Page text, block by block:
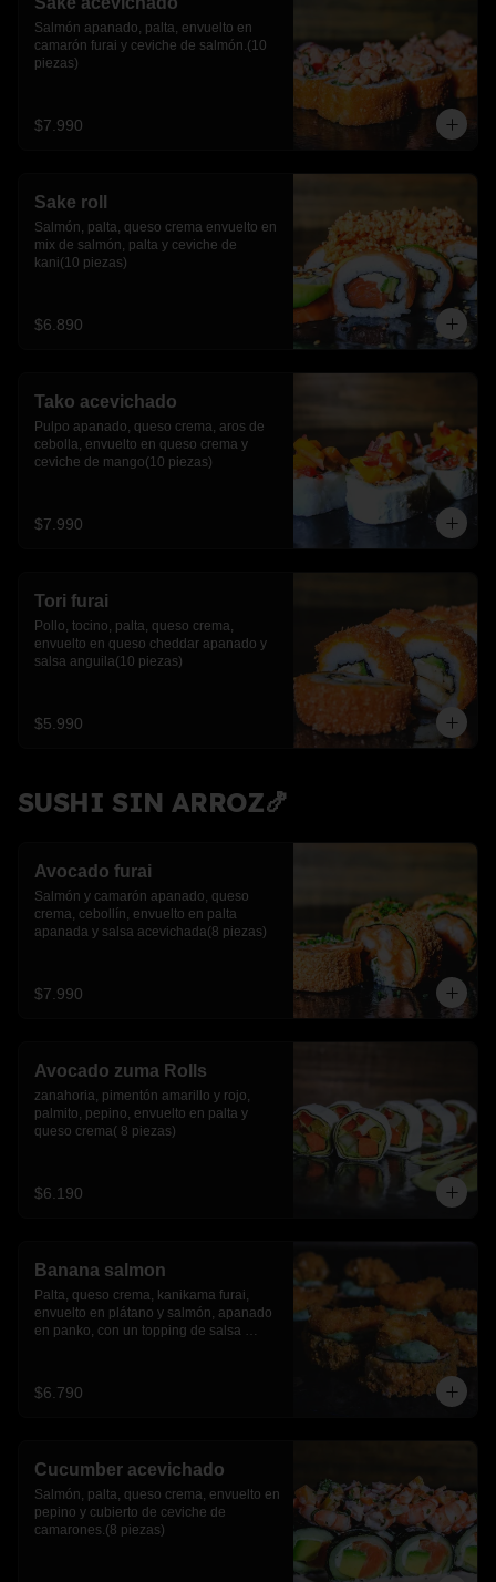
Salmón apanado, palta, envuelto en
camarón furai y ceviche de salmón.(10
piezas)
$7.990
Sake roll
Salmón, palta, queso crema envuelto en
mix de salmón, palta y ceviche de
kani(10 piezas)
$6.890
Tako acevichado
Pulpo apanado, queso crema, aros de
cebolla, envuelto en queso crema y
ceviche de mango(10 piezas)
$7.990
Tori furai
Pollo, tocino, palta, queso crema,
envuelto en queso cheddar apanado y
salsa anguila(10 piezas)
$5.990
SUSHI SIN ARROZ🍤
Avocado furai
Salmón y camarón apanado, queso
crema, cebollín, envuelto en palta
apanada y salsa acevichada(8 piezas)
$7.990
Avocado zuma Rolls
zanahoria, pimentón amarillo y rojo,
palmito, pepino, envuelto en palta y
queso crema( 8 piezas)
$6.190
Banana salmon
Palta, queso crema, kanikama furai,
envuelto en plátano y salmón, apanado
en panko, con un topping de salsa
$6.790
Cucumber acevichado
Salmón, palta, queso crema, envuelto en
pepino y cubierto de ceviche de
camarones.(8 piezas)